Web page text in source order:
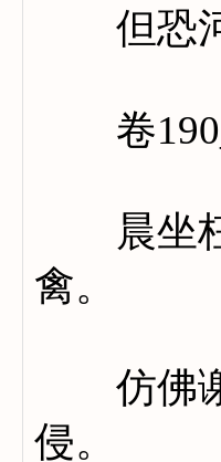
但恐河
卷
晨坐枉
禽。
仿佛谢
侵。